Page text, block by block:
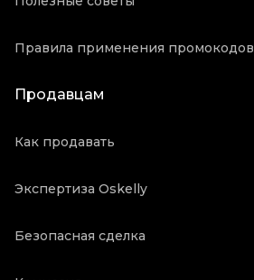
Правила применения промокодов
Продавцам
Как продавать
Экспертиза Oskelly
Безопасная сделка